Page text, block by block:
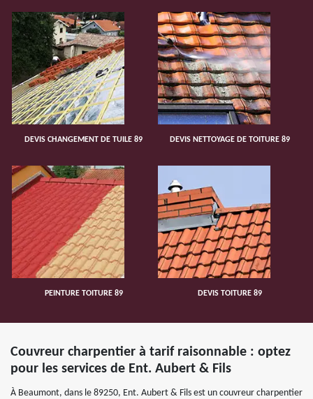
DEVIS CHANGEMENT DE TUILE 89 DEVIS NETTOYAGE DE TOITURE 89
PEINTURE TOITURE 89 DEVIS TOITURE 89
Couvreur charpentier à tarif raisonnable : optez
pour les services de Ent. Aubert & Fils
À Beaumont, dans le 89250, Ent. Aubert & Fils est un couvreur charpentier